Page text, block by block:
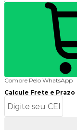
Compre Pelo WhatsApp
Calcule Frete e Prazo